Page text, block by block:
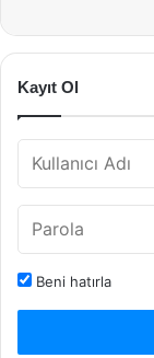
Kayıt Ol
Beni hatırla